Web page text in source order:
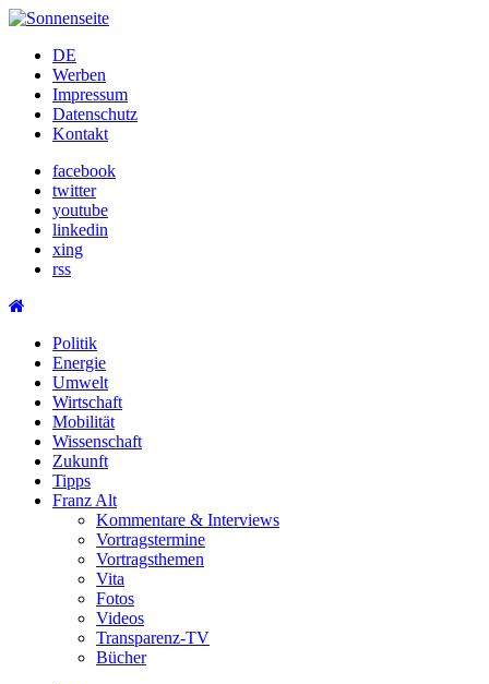
Skip
contentDE
Werben
Impressum
Datenschutz
Kontakt
facebook
twitter
youtube
linkedin
xing
rss
Politik
Energie
Umwelt
Wirtschaft
Mobilität
Wissenschaft
Zukunft
Tipps
Franz Alt
Kommentare & Interviews
Vortragstermine
Vortragsthemen
Vita
Fotos
Videos
Transparenz-TV
Bücher